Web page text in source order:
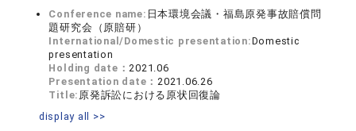
Conference name: 日本環境会議・福島原発事故賠償問
題研究会（原賠研）
International/Domestic presentation:Domestic
presentation
Holding date：2021.06
Presentation date：2021.06.26
Title: 原発訴訟における原状回復論
display all >>